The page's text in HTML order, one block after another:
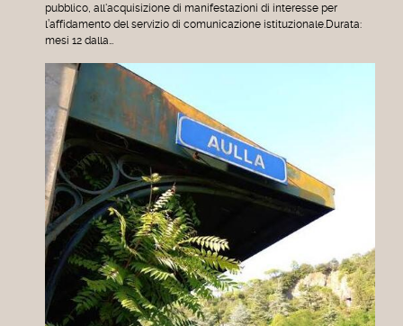
pubblico, all'acquisizione di manifestazioni di interesse per
l’affidamento del servizio di comunicazione istituzionale.Durata:
mesi 12 dalla…